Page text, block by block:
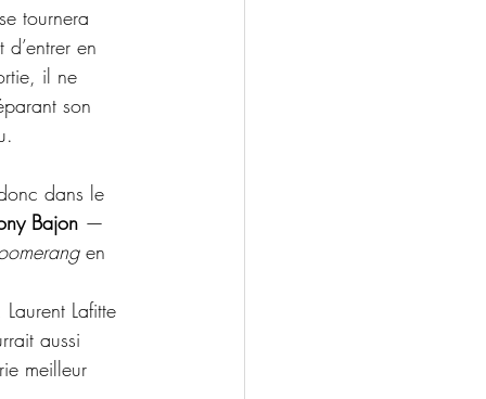
tournera
en
il ne
son
dans le
Bajon —
en
Lafitte
aussi
meilleur